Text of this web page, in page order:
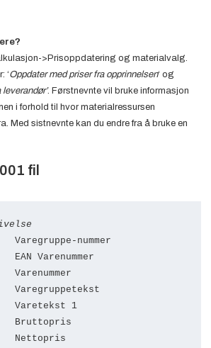
>Prisoppdatering og materialvalg.
‘Oppdater med priser fra opprinnelsen‘ og
. Førstnevnte vil bruke informasjon
i forhold til hvor materialressursen
Med sistnevnte kan du endre fra å bruke en
fil
nummer
EAN Varenummer
Varenummer
Varegruppetekst
Varetekst 1
Bruttopris
Nettopris